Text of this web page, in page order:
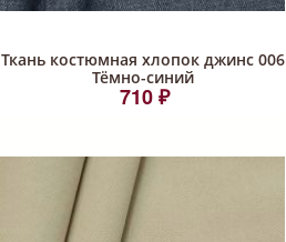
Ткань костюмная хлопок джинс 006
Тёмно-синий
710 ₽